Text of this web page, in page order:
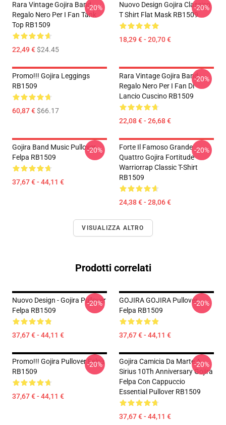
Rara Vintage Gojira Band
Regalo Nero Per I Fan Tank
Top RB1509
22,49 €$24.45
-20%
Nuovo Design Gojira Classico
T Shirt Flat Mask RB1509
18,29 € - 20,70 €
-20%
Promo!!! Gojira Leggings
RB1509
60,87 €$66.17
Rara Vintage Gojira Band
Regalo Nero Per I Fan Di
Lancio Cuscino RB1509
22,08 € - 26,68 €
-20%
Gojira Band Music Pullover
Felpa RB1509
37,67 € - 44,11 €
-20%
Forte Il Famoso Grande
Quattro Gojira Fortitude
Warriorrap Classic T-Shirt
RB1509
24,38 € - 28,06 €
-20%
VISUALIZZA ALTRO
Prodotti correlati
Nuovo Design - Gojira Pullover
Felpa RB1509
37,67 € - 44,11 €
-20%
GOJIRA GOJIRA Pullover
Felpa RB1509
37,67 € - 44,11 €
-20%
Promo!!! Gojira Pullover Felpa
RB1509
37,67 € - 44,11 €
-20%
Gojira Camicia Da Marte A
Sirius 10Th Anniversary Gojira
Felpa Con Cappuccio
Essential Pullover RB1509
37,67 € - 44,11 €
-20%